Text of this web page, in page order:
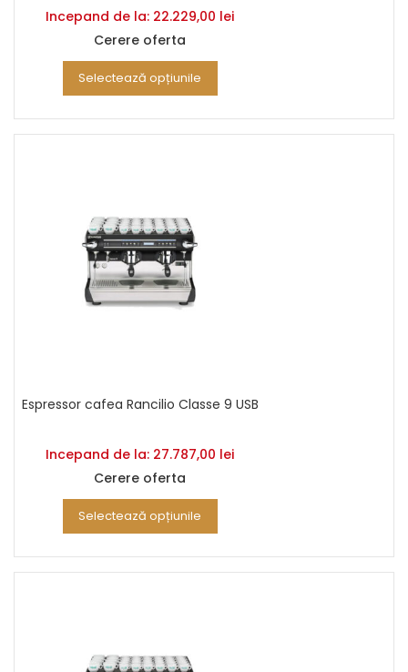
Incepand de la: 22.229,00 lei
Cerere oferta
Selectează opțiunile
Espressor cafea Rancilio Classe 9 USB
Incepand de la: 27.787,00 lei
Cerere oferta
Selectează opțiunile